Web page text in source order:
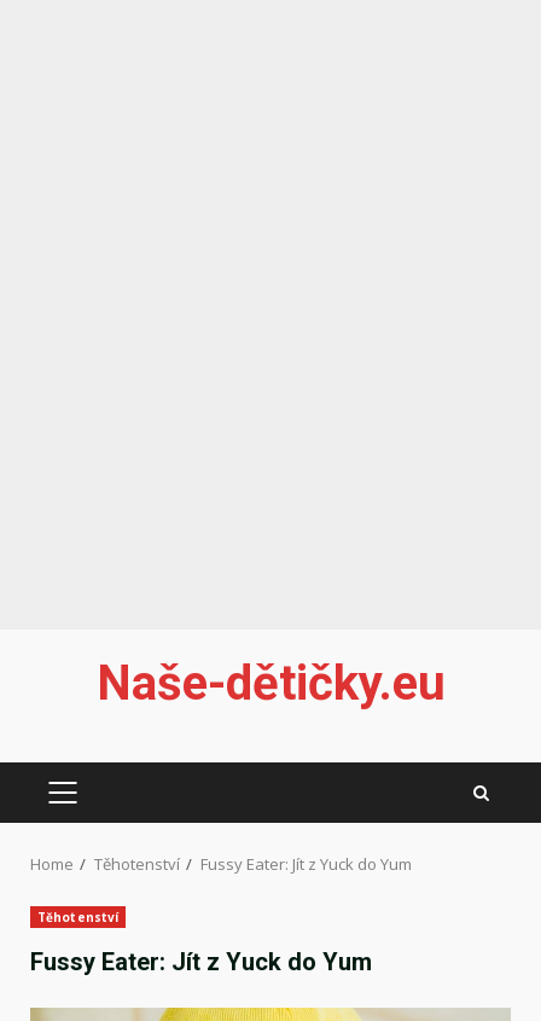
Naše-dětičky.eu
PRIMARY
Home Těhotenství Fussy Eater: Jít z Yuck do Yum
Těhotenství
Fussy Eater: Jít z Yuck do Yum